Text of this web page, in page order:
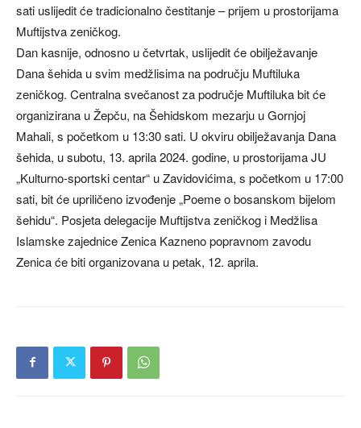
sati uslijedit će tradicionalno čestitanje – prijem u prostorijama
Muftijstva zeničkog.
Dan kasnije, odnosno u četvrtak, uslijedit će obilježavanje
Dana šehida u svim medžlisima na području Muftiluka
zeničkog. Centralna svečanost za područje Muftiluka bit će
organizirana u Žepču, na Šehidskom mezarju u Gornjoj
Mahali, s početkom u 13:30 sati. U okviru obilježavanja Dana
šehida, u subotu, 13. aprila 2024. godine, u prostorijama JU
„Kulturno-sportski centar“ u Zavidovićima, s početkom u 17:00
sati, bit će upriličeno izvođenje „Poeme o bosanskom bijelom
šehidu“. Posjeta delegacije Muftijstva zeničkog i Medžlisa
Islamske zajednice Zenica Kazneno popravnom zavodu
Zenica će biti organizovana u petak, 12. aprila.